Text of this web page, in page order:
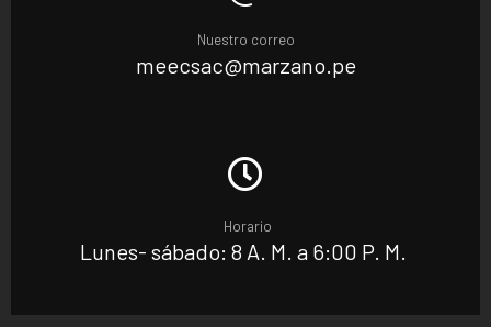
Nuestro correo
meecsac@marzano.pe
Horario
Lunes- sábado: 8 A. M. a 6:00 P. M.